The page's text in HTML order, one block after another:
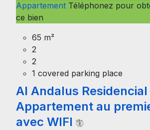
Appartement Téléphonez pour
ce bien
65 m²
2
2
1 covered parking place
Al Andalus Residencial
Appartement au
avec WIFI